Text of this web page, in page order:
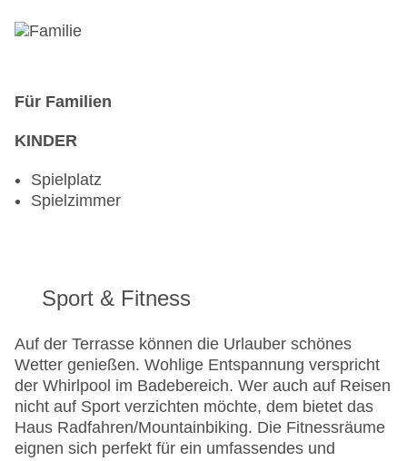
Für Familien
KINDER
Spielplatz
Spielzimmer
Sport & Fitness
Auf der Terrasse können die Urlauber schönes
Wetter genießen. Wohlige Entspannung verspricht
der Whirlpool im Badebereich. Wer auch auf Reisen
nicht auf Sport verzichten möchte, dem bietet das
Haus Radfahren/Mountainbiking. Die Fitnessräume
eignen sich perfekt für ein umfassendes und